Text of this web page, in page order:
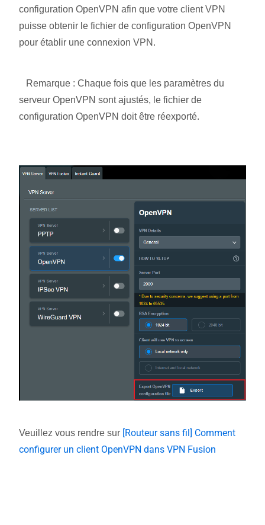
configuration OpenVPN afin que votre client VPN
puisse obtenir le fichier de configuration OpenVPN
pour établir une connexion VPN.
Remarque : Chaque fois que les paramètres du
serveur OpenVPN sont ajustés, le fichier de
configuration OpenVPN doit être réexporté.
Veuillez vous rendre sur [Routeur sans fil] Comment
configurer un client OpenVPN dans VPN Fusion